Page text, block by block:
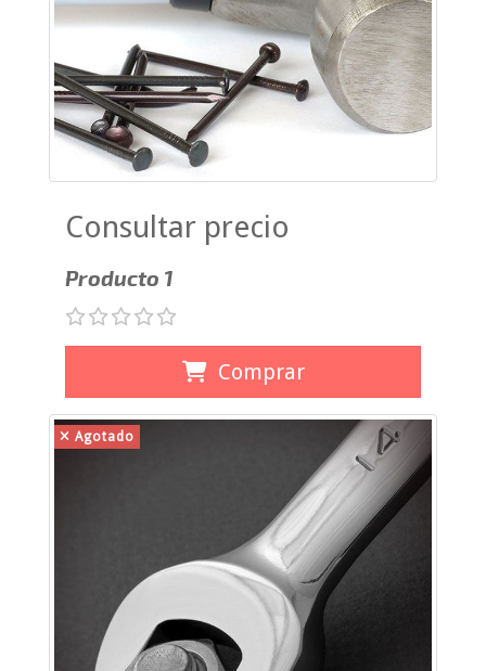
Consultar precio
Producto 1
Comprar
Agotado